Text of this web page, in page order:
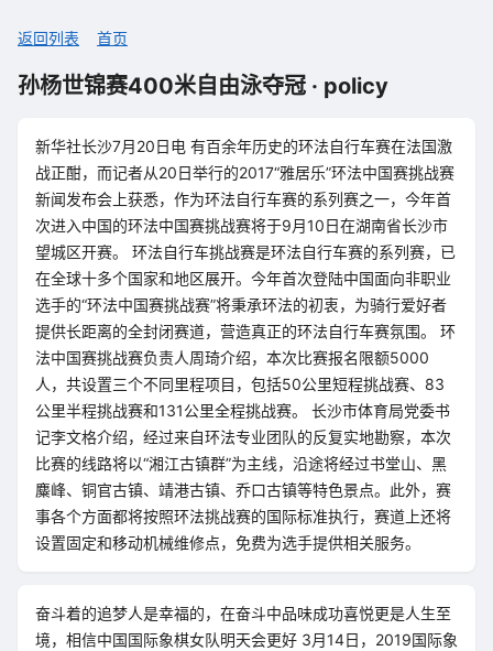
返回列表 首页
孙杨世锦赛400米自由泳夺冠 · policy
新华社长沙7月20日电 有百余年历史的环法自行车赛在法国激
战正酣，而记者从20日举行的2017“雅居乐”环法中国赛挑战赛
新闻发布会上获悉，作为环法自行车赛的系列赛之一，今年首
次进入中国的环法中国赛挑战赛将于9月10日在湖南省长沙市
望城区开赛。 环法自行车挑战赛是环法自行车赛的系列赛，已
在全球十多个国家和地区展开。今年首次登陆中国面向非职业
选手的“环法中国赛挑战赛”将秉承环法的初衷，为骑行爱好者
提供长距离的全封闭赛道，营造真正的环法自行车赛氛围。 环
法中国赛挑战赛负责人周琦介绍，本次比赛报名限额5000
人，共设置三个不同里程项目，包括50公里短程挑战赛、83
公里半程挑战赛和131公里全程挑战赛。 长沙市体育局党委书
记李文格介绍，经过来自环法专业团队的反复实地勘察，本次
比赛的线路将以“湘江古镇群”为主线，沿途将经过书堂山、黑
麋峰、铜官古镇、靖港古镇、乔口古镇等特色景点。此外，赛
事各个方面都将按照环法挑战赛的国际标准执行，赛道上还将
设置固定和移动机械维修点，免费为选手提供相关服务。
奋斗着的追梦人是幸福的，在奋斗中品味成功喜悦更是人生至
境，相信中国国际象棋女队明天会更好 3月14日，2019国际象